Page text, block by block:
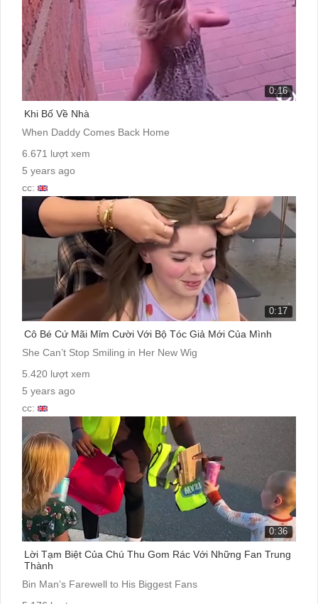
0:16
Khi Bố Về Nhà
When Daddy Comes Back Home
6.671 lượt xem
5 years ago
cc:
0:17
Cô Bé Cứ Mãi Mỉm Cười Với Bộ Tóc Giả Mới Của Mình
She Can’t Stop Smiling in Her New Wig
5.420 lượt xem
5 years ago
cc:
0:36
Lời Tạm Biệt Của Chú Thu Gom Rác Với Những Fan Trung
Thành
Bin Man’s Farewell to His Biggest Fans